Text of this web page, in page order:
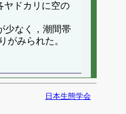
ヤドカリに空の
少なく，潮間帯
がみられた。
日本生態学会